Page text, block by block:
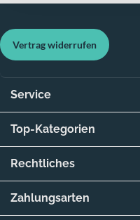
Vertrag widerrufen
Service
Top-Kategorien
Rechtliches
Zahlungsarten